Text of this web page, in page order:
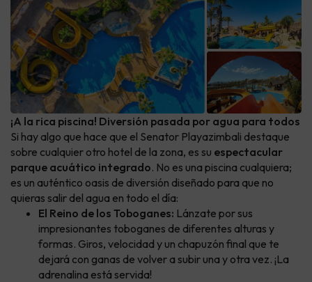
¡A la rica piscina! Diversión pasada por agua para todos
Si hay algo que hace que el Senator Playazimbali destaque
sobre cualquier otro hotel de la zona, es su espectacular
parque acuático integrado. No es una piscina cualquiera;
es un auténtico oasis de diversión diseñado para que no
quieras salir del agua en todo el día:
El Reino de los Toboganes: Lánzate por sus
impresionantes toboganes de diferentes alturas y
formas. Giros, velocidad y un chapuzón final que te
dejará con ganas de volver a subir una y otra vez. ¡La
adrenalina está servida!